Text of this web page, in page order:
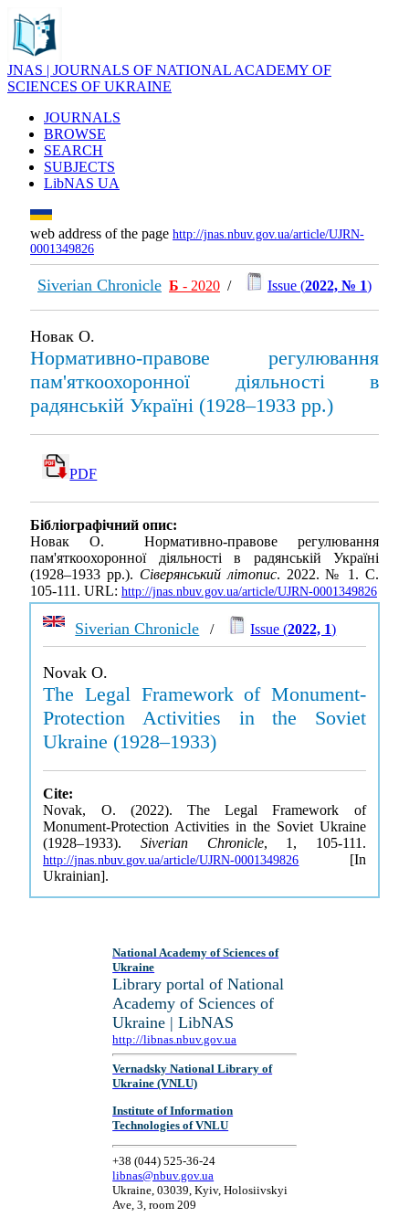
JNAS | JOURNALS OF NATIONAL ACADEMY OF
SCIENCES OF UKRAINE
JOURNALS
BROWSE
SEARCH
SUBJECTS
LibNAS UA
web address of the page http://jnas.nbuv.gov.ua/article/UJRN-
0001349826
Siverian Chronicle Б - 2020 / Issue (2022, № 1)
Новак О.
Нормативно-правове регулювання
пам'яткоохоронної діяльності в
радянській Україні (1928–1933 рр.)
PDF
Бібліографічний опис:
Новак О. Нормативно-правове регулювання
пам'яткоохоронної діяльності в радянській Україні
(1928–1933 рр.). Сіверянський літопис. 2022. № 1. С.
105-111. URL: http://jnas.nbuv.gov.ua/article/UJRN-0001349826
Siverian Chronicle / Issue (2022, 1)
Novak O.
The Legal Framework of Monument-
Protection Activities in the Soviet
Ukraine (1928–1933)
Cite:
Novak, O. (2022). The Legal Framework of
Monument-Protection Activities in the Soviet Ukraine
(1928–1933). Siverian Chronicle, 1, 105-111.
http://jnas.nbuv.gov.ua/article/UJRN-0001349826 [In
Ukrainian].
National Academy of Sciences of
Ukraine
Library portal of National
Academy of Sciences of
Ukraine | LibNAS
http://libnas.nbuv.gov.ua
Vernadsky National Library of
Ukraine (VNLU)
Institute of Information
Technologies of VNLU
+38 (044) 525-36-24
libnas@nbuv.gov.ua
Ukraine, 03039, Kyiv, Holosiivskyi
Ave, 3, room 209